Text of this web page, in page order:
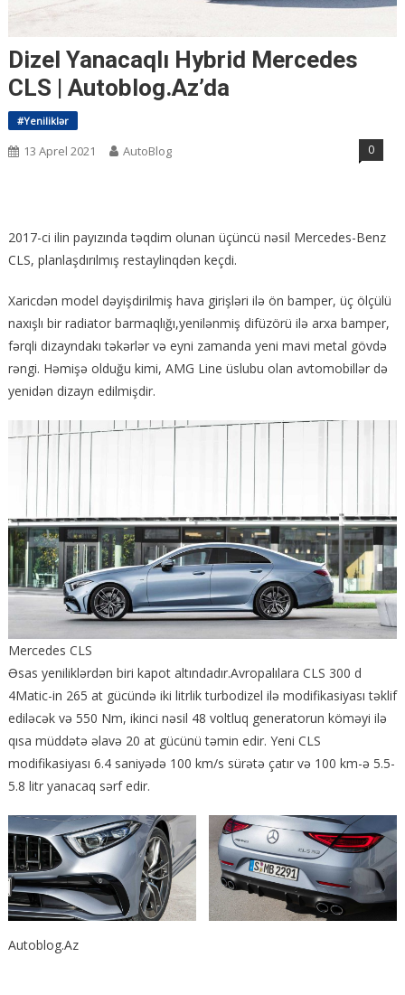
Dizel Yanacaqlı Hybrid Mercedes
CLS | Autoblog.Az’da
#Yeniliklər
13 Aprel 2021 AutoBlog 0
2017-ci ilin payızında təqdim olunan üçüncü nəsil Mercedes-Benz
CLS, planlaşdırılmış restaylinqdən keçdi.
Xaricdən model dəyişdirilmiş hava girişləri ilə ön bamper, üç ölçülü
naxışlı bir radiator barmaqlığı,yenilənmiş difüzörü ilə arxa bamper,
fərqli dizayndakı təkərlər və eyni zamanda yeni mavi metal gövdə
rəngi. Həmişə olduğu kimi, AMG Line üslubu olan avtomobillər də
yenidən dizayn edilmişdir.
Mercedes CLS
Əsas yeniliklərdən biri kapot altındadır.Avropalılara CLS 300 d
4Matic-in 265 at gücündə iki litrlik turbodizel ilə modifikasiyası təklif
ediləcək və 550 Nm, ikinci nəsil 48 voltluq generatorun köməyi ilə
qısa müddətə əlavə 20 at gücünü təmin edir. Yeni CLS
modifikasiyası 6.4 saniyədə 100 km/s sürətə çatır və 100 km-ə 5.5-
5.8 litr yanacaq sərf edir.
Autoblog.Az